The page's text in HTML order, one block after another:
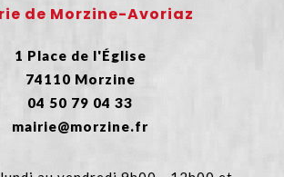
de Morzine-Avoriaz
1 Place de l'Église
74110 Morzine
04 50 79 04 33
mairie@morzine.fr